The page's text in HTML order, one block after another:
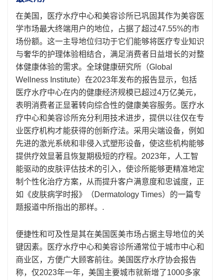
在美国，医疗水疗中心和美容诊所已巩固其作为美容医
学市场最大终端用户的地位，占据了超过47.55%的市
场份额。这一主导地位归功于它们能够将医疗专业知识
与奢华的护理体验相结合，满足消费者日益增长的对整
体健康体验的需求。全球健康研究所（Global
Wellness Institute）在2023年发布的报告显示，包括
医疗水疗中心在内的健康经济规模已超过4万亿美元，
表明消费者正显著转向综合性的健康美容服务。医疗水
疗中心和美容诊所充分利用技术进步，提供以往仅在专
业医疗机构才能获得的创新疗法。采用尖端设备，例如
先进的激光系统和非侵入式塑形设备，使这些机构能够
提供疗效显著且恢复期极短的疗程。2023年，人工智
能驱动的皮肤评估技术的引入，使诊所能够更精准地定
制个性化治疗方案，从而提升客户满意度和忠诚度，正
如《皮肤病学时报》（Dermatology Times）的一篇专
题报道中所指出的那样。.
便捷性和可及性是其在美国医美市场占据主导地位的关
键因素。医疗水疗中心和美容诊所通常位于城市中心和
商业区，方便广大顾客前往。美国医疗水疗协会报告
称，仅2023年一年，美国主要城市就新增了1000多家